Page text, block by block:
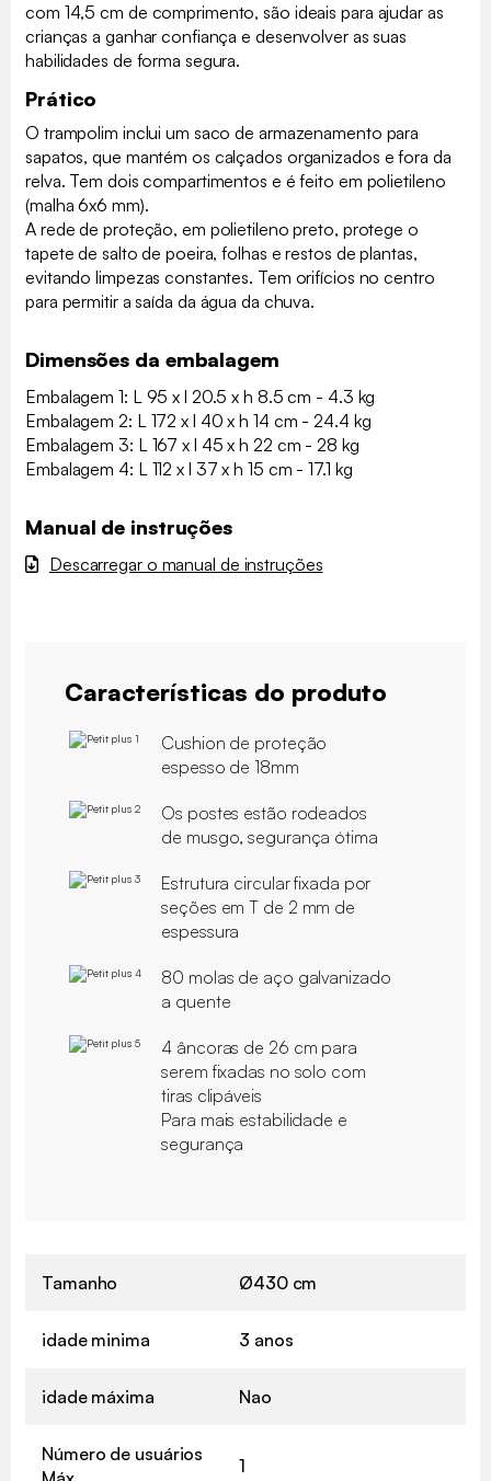
com 14,5 cm de comprimento, são ideais para ajudar as
crianças a ganhar confiança e desenvolver as suas
habilidades de forma segura.
Prático
O trampolim inclui um saco de armazenamento para
sapatos, que mantém os calçados organizados e fora da
relva. Tem dois compartimentos e é feito em polietileno
(malha 6x6 mm).
A rede de proteção, em polietileno preto, protege o
tapete de salto de poeira, folhas e restos de plantas,
evitando limpezas constantes. Tem orifícios no centro
para permitir a saída da água da chuva.
Dimensões da embalagem
Embalagem 1: L 95 x l 20.5 x h 8.5 cm - 4.3 kg
Embalagem 2: L 172 x l 40 x h 14 cm - 24.4 kg
Embalagem 3: L 167 x l 45 x h 22 cm - 28 kg
Embalagem 4: L 112 x l 37 x h 15 cm - 17.1 kg
Manual de instruções
Descarregar o manual de instruções
Características do produto
Cushion de proteção
espesso de 18mm
Os postes estão rodeados
de musgo, segurança ótima
Estrutura circular fixada por
seções em T de 2 mm de
espessura
80 molas de aço galvanizado
a quente
4 âncoras de 26 cm para
serem fixadas no solo com
tiras clipáveis
Para mais estabilidade e
segurança
Tamanho Ø430 cm
idade minima 3 anos
idade máxima Nao
Número de usuários
1